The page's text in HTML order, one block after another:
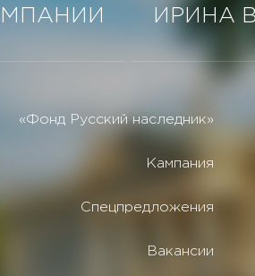
ИРИНА
«Фонд Русский наследник»
Кампания
Спецпредложения
Вакансии